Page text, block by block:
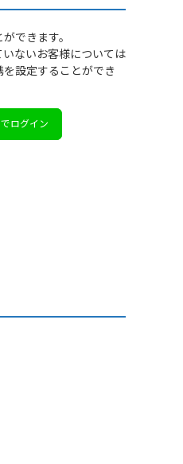
できます。
ないお客様については
設定することができ
ログイン